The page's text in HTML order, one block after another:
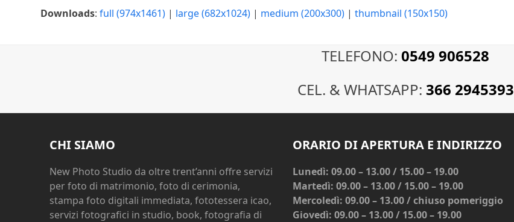
Downloads:full (974x1461) | large (682x1024) | medium (200x300) |thumbnail (150x150)
TELEFONO: 0549 906528
CEL. & WHATSAPP: 366 2945393
CHI SIAMO
New Photo Studio da oltre trent’anni offre servizi
per foto di matrimonio, foto di cerimonia,
stampa foto digitali immediata, fototessera icao,
servizi fotografici in studio, book, fotografia di
ORARIO DI APERTURA E INDIRIZZO
Lunedì: 09.00 – 13.00 / 15.00 – 19.00
Martedì: 09.00 – 13.00 / 15.00 – 19.00
Mercoledì: 09.00 – 13.00 / chiuso pomeriggio
Giovedì: 09.00 – 13.00 / 15.00 – 19.00